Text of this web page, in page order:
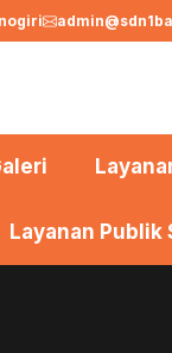
Layanan Publik